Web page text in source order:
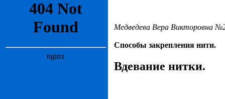
Медведева Вера Викторовна
Способы закрепления нити.
Вдевание нитки.